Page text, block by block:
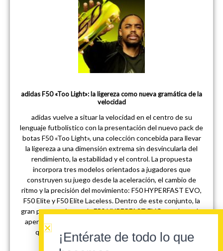
adidas F50 «Too Light»: la ligereza como nueva gramática de la
velocidad
adidas vuelve a situar la velocidad en el centro de su
lenguaje futbolístico con la presentación del nuevo pack de
botas F50 «Too Light», una colección concebida para llevar
la ligereza a una dimensión extrema sin desvincularla del
rendimiento, la estabilidad y el control. La propuesta
incorpora tres modelos orientados a jugadores que
construyen su juego desde la aceleración, el cambio de
ritmo y la precisión del movimiento: F50 HYPERFAST EVO,
F50 Elite y F50 Elite Laceless. Dentro de este conjunto, la
gran protagonista es la F50 HYPERFAST EVO, una bota de
apenas 130 gramos que adidas define como la más ligera
que ha fabricado para comparecer en el escenario
internacional más importante del fútbol.
¡Entérate de todo lo que